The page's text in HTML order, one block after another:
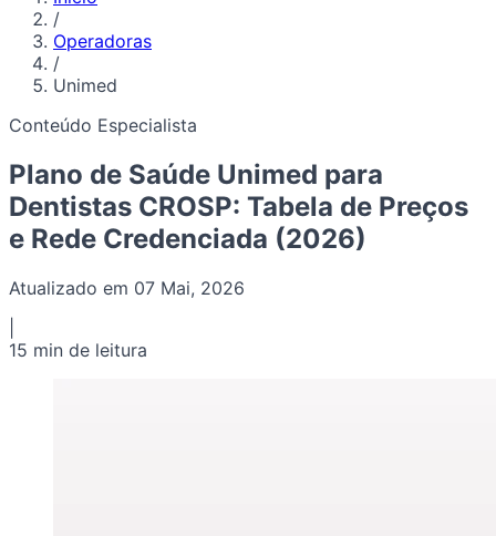
/
Operadoras
/
Unimed
Conteúdo Especialista
Plano de Saúde Unimed para
Dentistas CROSP: Tabela de Preços
e Rede Credenciada (2026)
Atualizado em 07 Mai, 2026
15 min de leitura